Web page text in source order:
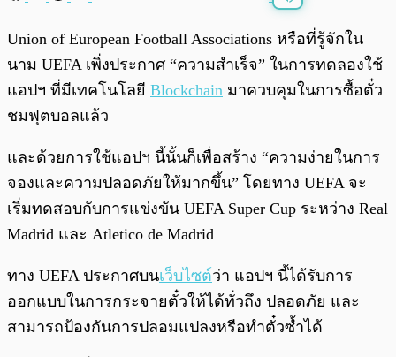
0:00/ 0:00
Union of European Football Associations หรือที่รู้จักใน
นาม UEFA เพิ่งประกาศ “ความสำเร็จ” ในการทดลองใช้
แอปฯ ที่มีเทคโนโลยี Blockchain มาควบคุมในการซื้อตั๋ว
ชมฟุตบอลแล้ว
และด้วยการใช้แอปฯ นี้นั้นก็เพื่อสร้าง “ความง่ายในการ
จองและความปลอดภัยให้มากขึ้น” โดยทาง UEFA จะ
เริ่มทดสอบกับการแข่งขัน UEFA Super Cup ระหว่าง Real
Madrid และ Atletico de Madrid
ทาง UEFA ประกาศบนเว็บไซต์ว่า แอปฯ นี้ได้รับการ
ออกแบบในการกระจายตั๋วให้ได้ทั่วถึง ปลอดภัย และ
สามารถป้องกันการปลอมแปลงหรือทำตั๋วซ้ำได้